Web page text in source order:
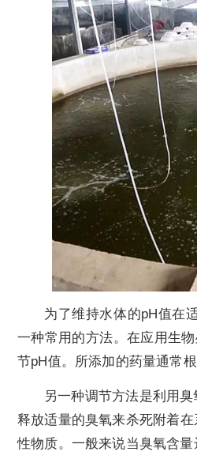
为了维持水体的pH值在
一种常用的方法。在应用生
节pH值。所添加的药量通常
另一种调节方法是利用
释放适量的臭氧来杀死附着
性物质。一般来说当臭氧含